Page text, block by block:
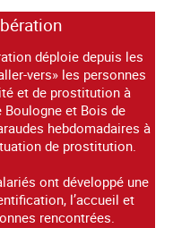
déploie depuis les
vers» les personnes
et de prostitution à
Boulogne et Bois de
hebdomadaires à
de prostitution.
ont développé une
l’accueil et
rencontrées.